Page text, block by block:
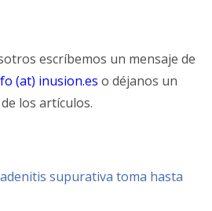
escríbemos un mensaje de
(at) inusion.es o déjanos un
los artículos.
supurativa toma hasta